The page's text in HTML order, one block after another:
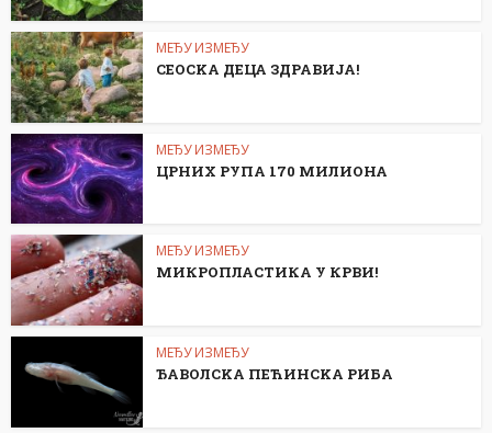
МЕЂУ ИЗМЕЂУ
СЕОСKА ДЕЦА ЗДРАВИЈА!
МЕЂУ ИЗМЕЂУ
ЦРНИХ РУПА 170 МИЛИОНА
МЕЂУ ИЗМЕЂУ
МИКРОПЛАСТИКА У КРВИ!
МЕЂУ ИЗМЕЂУ
ЂАВОЛСKА ПЕЋИНСKА РИБА